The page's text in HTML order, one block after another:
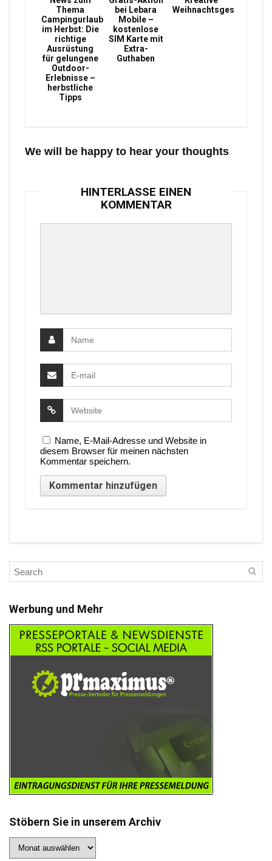
Thema
Campingurlaub
im Herbst: Die
richtige
Ausrüstung
für gelungene
Outdoor-
Erlebnisse –
herbstliche
Tipps
bei Lebara
Mobile –
kostenlose
SIM Karte mit
Extra-
Guthaben
Weihnachtsgeschenke
We will be happy to hear your thoughts
HINTERLASSE EINEN
KOMMENTAR
Name, E-Mail-Adresse und Website in
diesem Browser für meinen nächsten
Kommentar speichern.
Werbung und Mehr
Stöbern Sie in unserem Archiv
Sie